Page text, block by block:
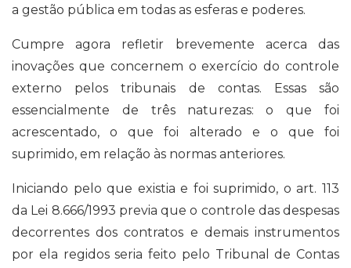
a gestão pública em todas as esferas e poderes.
Cumpre agora refletir brevemente acerca das
inovações que concernem o exercício do controle
externo pelos tribunais de contas. Essas são
essencialmente de três naturezas: o que foi
acrescentado, o que foi alterado e o que foi
suprimido, em relação às normas anteriores.
Iniciando pelo que existia e foi suprimido, o art. 113
da Lei 8.666/1993 previa que o controle das despesas
decorrentes dos contratos e demais instrumentos
por ela regidos seria feito pelo Tribunal de Contas